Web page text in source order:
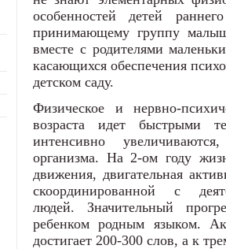
особенностей детей
принимающему группу
вместе с родителями
касающихся обеспечения
детском саду.
Физическое и нервно-
возраста идет быстрыми
интенсивно
организма. На 2-ом году
движения, двигательная
скоординированной с
людей. Значительный
ребенком родным языком.
достигает 200-300 слов, а к